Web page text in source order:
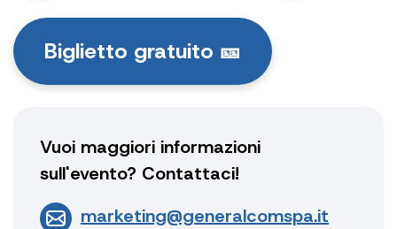
Biglietto gratuito 🎫
Vuoi maggiori informazioni
sull'evento? Contattaci!
marketing@generalcomspa.it